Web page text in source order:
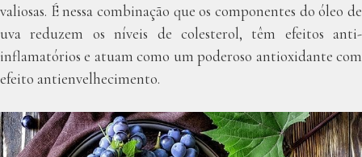
valiosas. É nessa combinação que os componentes do óleo de
uva reduzem os níveis de colesterol, têm efeitos anti-
inflamatórios e atuam como um poderoso antioxidante com
efeito antienvelhecimento.